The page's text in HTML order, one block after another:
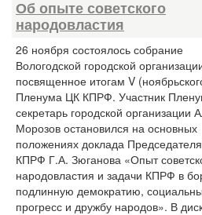
Об опыте советского
народовластия
26 ноября состоялось собрание
Вологодской городской
посвященное итогам V
Пленума ЦК КПРФ. Участник
секретарь городской организации
Морозов остановился на основных
положениях доклада
КПРФ Г.А. Зюганова «Опыт
народовластия и задачи КПРФ в
подлинную демократию,
прогресс и дружбу народов». В